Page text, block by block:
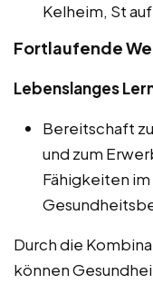
Kelheim, St
Fortlaufende
Lebenslanges
Bereitschaft
und zum
Fähigkeiten
Durch die
können